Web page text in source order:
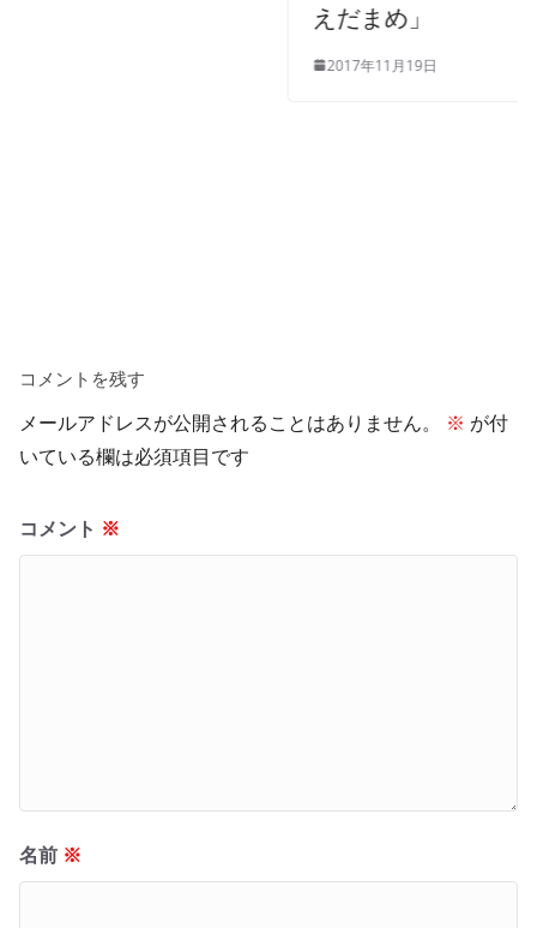
えだまめ」
2017年11月19日
コメントを残す
メールアドレスが公開されることはありません。 ※ が付
いている欄は必須項目です
コメント ※
名前 ※